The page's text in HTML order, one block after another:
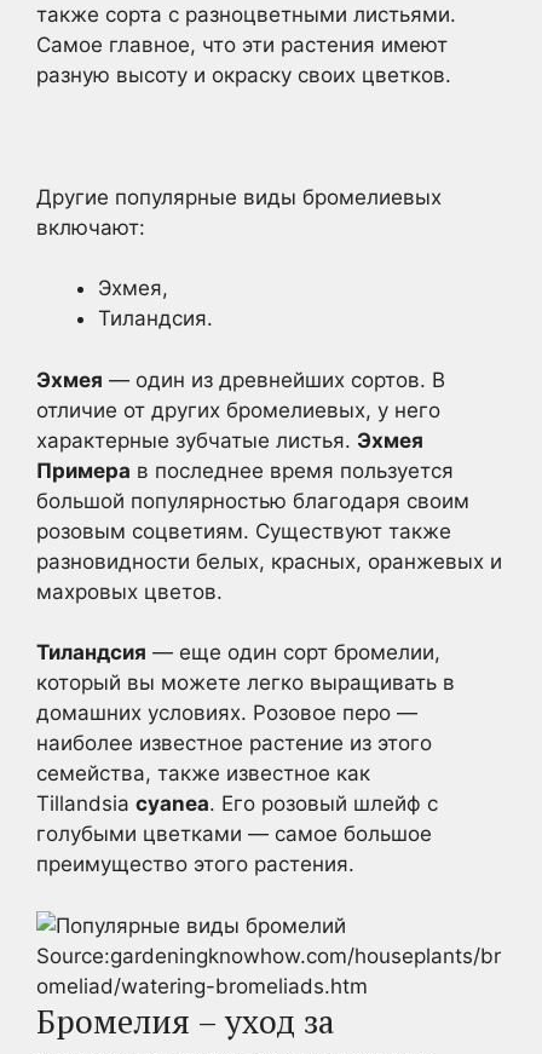
также сорта с разноцветными листьями.
Самое главное, что эти растения имеют
разную высоту и окраску своих цветков.
Другие популярные виды бромелиевых
включают:
Эхмея,
Тиландсия.
Эхмея — один из древнейших сортов. В
отличие от других бромелиевых, у него
характерные зубчатые листья. Эхмея
Примера в последнее время пользуется
большой популярностью благодаря своим
розовым соцветиям. Существуют также
разновидности белых, красных, оранжевых и
махровых цветов.
Тиландсия — еще один сорт бромелии,
который вы можете легко выращивать в
домашних условиях. Розовое перо —
наиболее известное растение из этого
семейства, также известное как
Tillandsia cyanea. Его розовый шлейф с
голубыми цветками — самое большое
преимущество этого растения.
Source:gardeningknowhow.com/houseplants/br
omeliad/watering-bromeliads.htm
Бромелия – уход за